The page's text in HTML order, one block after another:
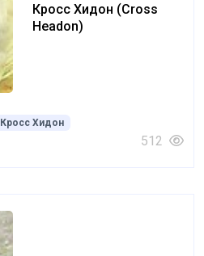
Кросс Хидон (Cross
Headon)
Кросс Хидон
512